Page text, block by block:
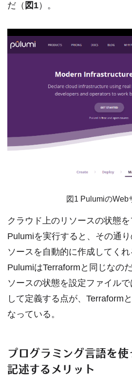
だ（ 図1）。
図1 PulumiのWeb
クラウド上のリソースの状態
Pulumiを実行すると、その通
ソースを自動的に作成してく
PulumiはTerraformと同じなの
ソースの状態を設定ファイル
して定義する点が、Terraform
なっている。
プログラミング言語を使
記述するメリット